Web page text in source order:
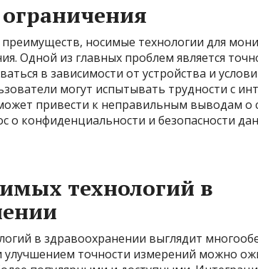
носимые технологии для
Одной из главных проблем является
в зависимости от устройства и
могут испытывать трудности с
привести к неправильным выводам о
о конфиденциальности и безопасности
технологий в
в здравоохранении выглядит
улучшением точности измерений можно